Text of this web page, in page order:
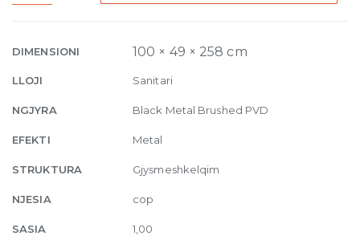
in
two
outlets
Black
Metal
PVD
quantity
DIMENSIONI 100 × 49 × 258 cm
LLOJI Sanitari
NGJYRA Black Metal Brushed PVD
EFEKTI Metal
STRUKTURA Gjysmeshkelqim
NJESIA cop
SASIA 1,00